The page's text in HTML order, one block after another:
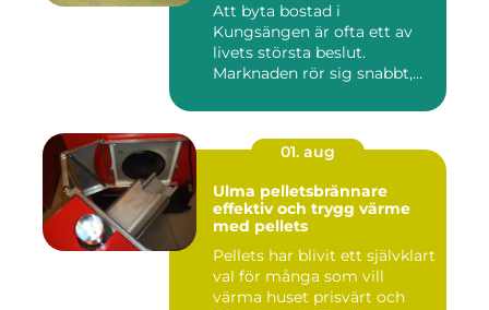
Att byta bostad i
Kungsängen är ofta ett av
livets största beslut.
Marknaden rör sig snabbt,
01. aug
Ulma pelletsbrännare
effektiv och trygg värme
med pellets
Pellets har blivit ett självklart
val för många som vill
värma huset prisvärt och